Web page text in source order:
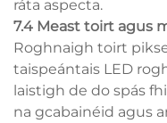
ráta aspecta.
7.4 Meast toirt agus
Roghnaigh toirt
taispeántais LED
laistigh de do spás
na gcabainéid agus